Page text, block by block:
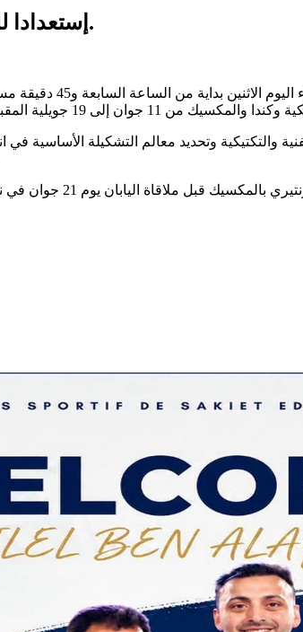
إستعدادا للمونديال: المنتخب الوطني يواجه اليوم النمسا.